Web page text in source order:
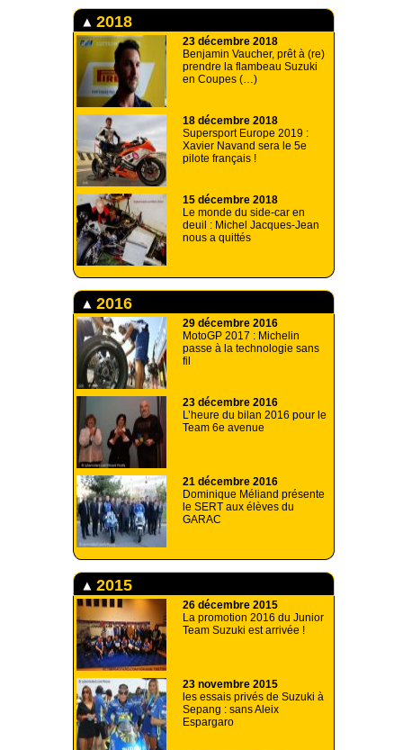
2018
23 décembre 2018
Benjamin Vaucher, prêt à (re)
prendre la flambeau Suzuki
en Coupes (…)
18 décembre 2018
Supersport Europe 2019 :
Xavier Navand sera le 5e
pilote français !
15 décembre 2018
Le monde du side-car en
deuil : Michel Jacques-Jean
nous a quittés
2016
29 décembre 2016
MotoGP 2017 : Michelin
passe à la technologie sans
fil
23 décembre 2016
L’heure du bilan 2016 pour le
Team 6e avenue
21 décembre 2016
Dominique Méliand présente
le SERT aux élèves du
GARAC
2015
26 décembre 2015
La promotion 2016 du Junior
Team Suzuki est arrivée !
23 novembre 2015
les essais privés de Suzuki à
Sepang : sans Aleix
Espargaro